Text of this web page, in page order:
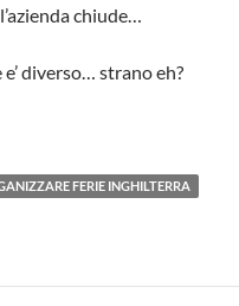
chiude…
diverso… strano eh?
Lavoro – Differenze Italia
FERIE INGHILTERRA